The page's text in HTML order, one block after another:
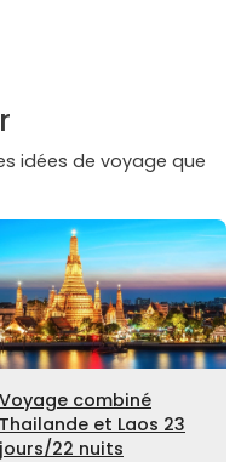
idées de voyage que
Voyage combiné
Thailande et Laos 23
jours/22 nuits